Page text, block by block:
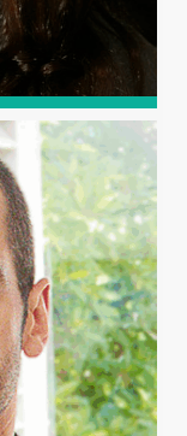
DE
Federal de
pela
na
e na UFERSA.